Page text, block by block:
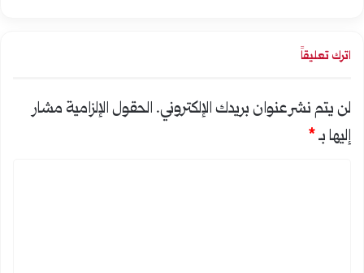
اترك تعليقاً
لن يتم نشر عنوان بريدك الإلكتروني. الحقول الإلزامية مشار
إليها بـ*